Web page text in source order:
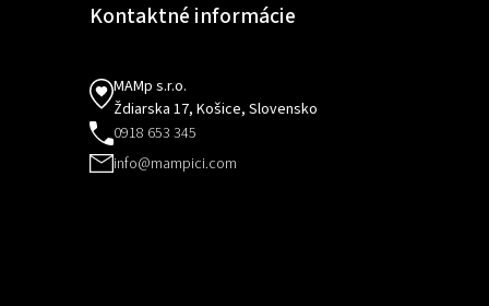
Kontaktné informácie
MAMp s.r.o.
Ždiarska 17, Košice, Slovensko
0918 653 345
info@mampici.com